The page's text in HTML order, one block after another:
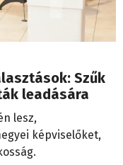
Szűk
leadására
lesz,
képviselőket,